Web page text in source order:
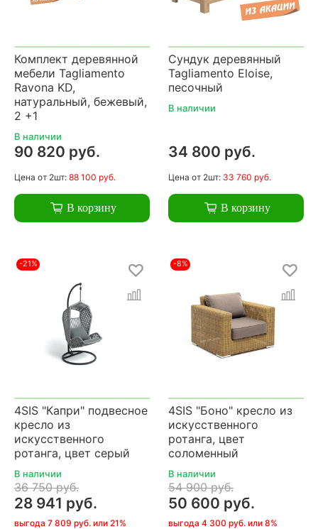
Комплект деревянной
мебели Tagliamento
Ravona KD,
натуральный, бежевый,
2 +1
В наличии
90 820 руб.
Цена от 2шт: 88 100 руб.
В корзину
Сундук деревянный
Tagliamento Eloise,
песочный
В наличии
34 800 руб.
Цена от 2шт: 33 760 руб.
В корзину
-21%
4SIS "Капри" подвесное
кресло из
искусственного
ротанга, цвет серый
В наличии
36 750 руб.
28 941 руб.
выгода 7 809 руб. или 21%
-8%
4SIS "Боно" кресло из
искусственного
ротанга, цвет
соломенный
В наличии
54 900 руб.
50 600 руб.
выгода 4 300 руб. или 8%